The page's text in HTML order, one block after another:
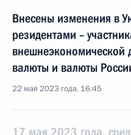
Внесены изменения в
резидентами –
внешнеэкономической
валюты и валюты
22 мая 2023 года, 16:45
17 мая 2023 года,